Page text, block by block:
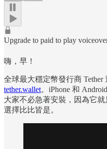
Upgrade to paid to play
嗨，早！
全球最大穩定幣發行商
tether.wallet。iPhone 和
大家不必急著安裝，因為它
選擇比比皆是。